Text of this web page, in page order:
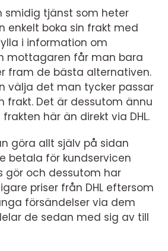
smidig tjänst som heter
enkelt boka sin frakt med
i information om
mottagaren får man bara
fram de bästa alternativen.
välja det man tycker passar
frakt. Det är dessutom ännu
här än direkt via DHL.
göra allt själv på sidan
betala för kundservicen
gör och dessutom har
priser från DHL eftersom
försändelser via dem
de sedan med sig av till